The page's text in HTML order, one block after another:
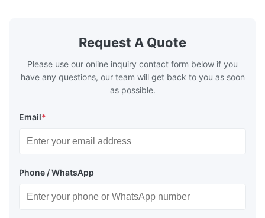
boilers is generally in the temperature
range of 200°C – 250°C, so there
Request A Quote
Please use our online inquiry contact form below if you
have any questions, our team will get back to you as soon
as possible.
Email*
Phone / WhatsApp